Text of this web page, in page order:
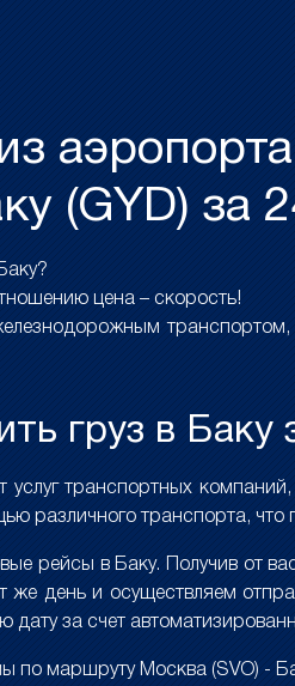
(GYD) за
цена – скорость!
транспортом,
груз в Баку
услуг транспортных
различного транспорта, что
рейсы в Баку. Получив от
же день и осуществляем
дату за счет
маршруту Москва (SVO) -